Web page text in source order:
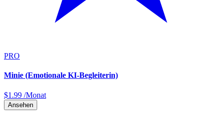
PRO
Minie (Emotionale KI-Begleiterin)
$1.99 /Monat
Ansehen